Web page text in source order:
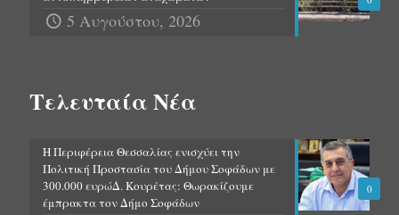
5 Αυγούστου, 2026
Τελευταία Νέα
0
Η Περιφέρεια Θεσσαλίας ενισχύει την
Πολιτική Προστασία του Δήμου Σοφάδων με
300.000 ευρώΔ. Κουρέτας: Θωρακίζουμε
έμπρακτα τον Δήμο Σοφάδων